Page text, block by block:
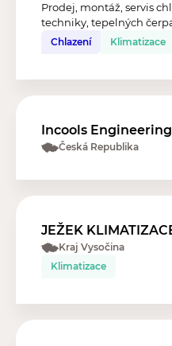
Prodej, montáž, servis
techniky, tepelných
Chlazení Klimatizace
Incools
Česká Republika
JEŽEK
Kraj Vysočina
Klimatizace